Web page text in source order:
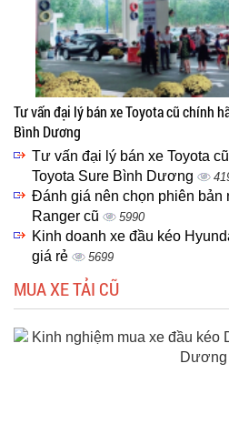
Tư vấn đại lý bán xe Toyota cũ chính
Bình Dương
Tư vấn đại lý bán xe Toyota
Toyota Sure Bình Dương
Đánh giá nên chọn phiên bản
Ranger cũ
5990
Kinh doanh xe đầu kéo
giá rẻ
5699
MUA XE TẢI CŨ